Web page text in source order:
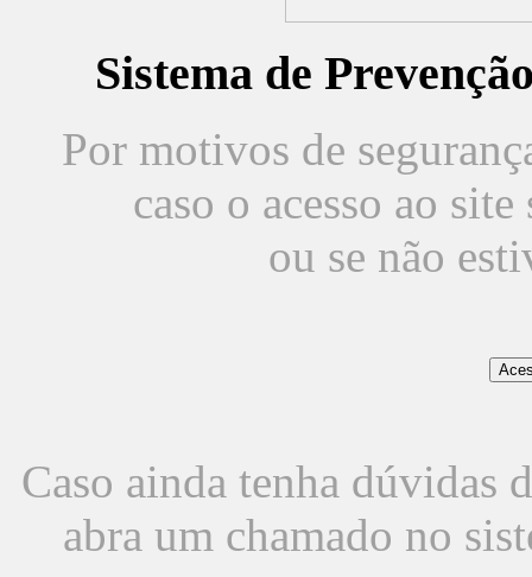
Sistema de
Por motivos de
caso o acesso ao
ou se não
Caso ainda tenha dúvidas
abra um chamado no